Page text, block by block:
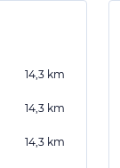
14,3 km
14,3 km
14,3 km